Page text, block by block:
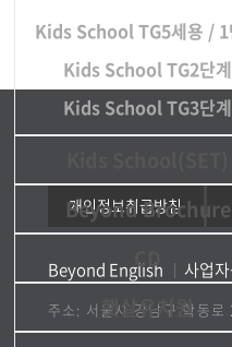
Kids School TG5세용 / 1
Kids School TG2단계
Kids School TG3단계
Beyond Brochure
CD
햇살유치원
개인정보취급방침
Beyond English 사업
주소: 서울시 강남구 학동